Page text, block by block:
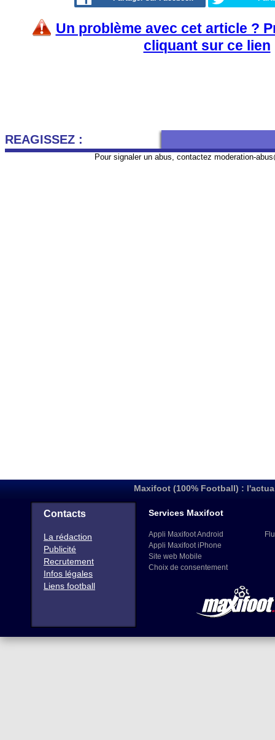
Un problème avec cet article ?
cliquant sur ce lien
REAGISSEZ :
Pour signaler un abus, contactez moderation-
Maxifoot (100% Football) :
Contacts
La rédaction
Publicité
Recrutement
Infos légales
Liens football
Services Maxifoot
Appli Maxifoot Android
Appli Maxifoot iPhone
Site web Mobile
Choix de consentement